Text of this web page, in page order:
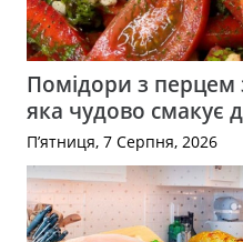
Помідори з перцем
яка чудово смакує
П’ятниця, 7 Серпня, 2026